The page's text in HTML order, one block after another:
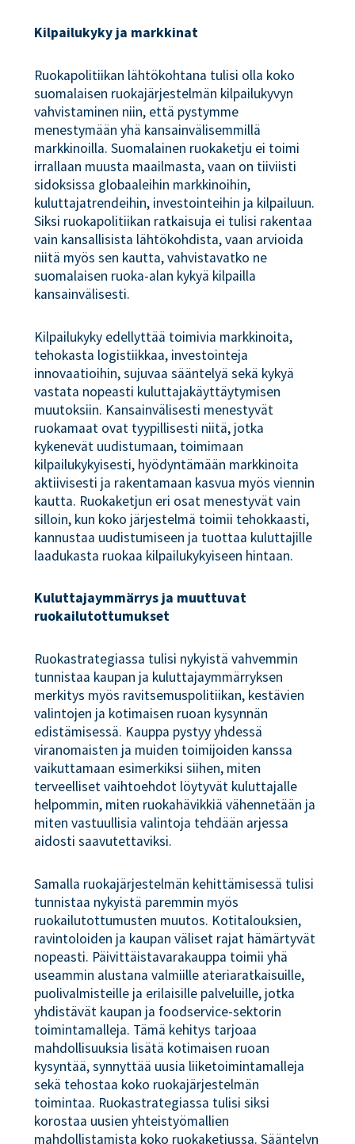
Kilpailukyky ja markkinat
Ruokapolitiikan lähtökohtana tulisi olla koko
suomalaisen ruokajärjestelmän kilpailukyvyn
vahvistaminen niin, että pystymme
menestymään yhä kansainvälisemmillä
markkinoilla. Suomalainen ruokaketju ei toimi
irrallaan muusta maailmasta, vaan on tiiviisti
sidoksissa globaaleihin markkinoihin,
kuluttajatrendeihin, investointeihin ja kilpailuun.
Siksi ruokapolitiikan ratkaisuja ei tulisi rakentaa
vain kansallisista lähtökohdista, vaan arvioida
niitä myös sen kautta, vahvistavatko ne
suomalaisen ruoka-alan kykyä kilpailla
kansainvälisesti.
Kilpailukyky edellyttää toimivia markkinoita,
tehokasta logistiikkaa, investointeja
innovaatioihin, sujuvaa sääntelyä sekä kykyä
vastata nopeasti kuluttajakäyttäytymisen
muutoksiin. Kansainvälisesti menestyvät
ruokamaat ovat tyypillisesti niitä, jotka
kykenevät uudistumaan, toimimaan
kilpailukykyisesti, hyödyntämään markkinoita
aktiivisesti ja rakentamaan kasvua myös viennin
kautta. Ruokaketjun eri osat menestyvät vain
silloin, kun koko järjestelmä toimii tehokkaasti,
kannustaa uudistumiseen ja tuottaa kuluttajille
laadukasta ruokaa kilpailukykyiseen hintaan.
Kuluttajaymmärrys ja muuttuvat
ruokailutottumukset
Ruokastrategiassa tulisi nykyistä vahvemmin
tunnistaa kaupan ja kuluttajaymmärryksen
merkitys myös ravitsemuspolitiikan, kestävien
valintojen ja kotimaisen ruoan kysynnän
edistämisessä. Kauppa pystyy yhdessä
viranomaisten ja muiden toimijoiden kanssa
vaikuttamaan esimerkiksi siihen, miten
terveelliset vaihtoehdot löytyvät kuluttajalle
helpommin, miten ruokahävikkiä vähennetään ja
miten vastuullisia valintoja tehdään arjessa
aidosti saavutettaviksi.
Samalla ruokajärjestelmän kehittämisessä tulisi
tunnistaa nykyistä paremmin myös
ruokailutottumusten muutos. Kotitalouksien,
ravintoloiden ja kaupan väliset rajat hämärtyvät
nopeasti. Päivittäistavarakauppa toimii yhä
useammin alustana valmiille ateriaratkaisuille,
puolivalmisteille ja erilaisille palveluille, jotka
yhdistävät kaupan ja foodservice-sektorin
toimintamalleja. Tämä kehitys tarjoaa
mahdollisuuksia lisätä kotimaisen ruoan
kysyntää, synnyttää uusia liiketoimintamalleja
sekä tehostaa koko ruokajärjestelmän
toimintaa. Ruokastrategiassa tulisi siksi
korostaa uusien yhteistyömallien
mahdollistamista koko ruokaketjussa. Sääntelyn